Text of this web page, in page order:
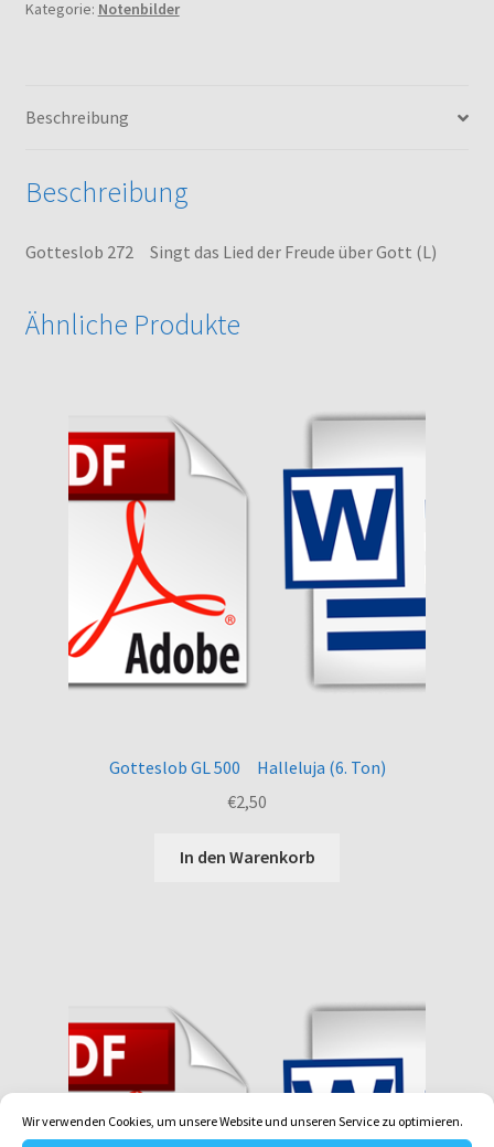
Wir verwenden Cookies, um unsere Website und unseren Service zu optimieren.
der
(L)
Kategorie: Notenbilder
Beschreibung
Beschreibung
Gotteslob 272 Singt das Lied der Freude über Gott (L)
Ähnliche Produkte
Gotteslob GL 500 Halleluja (6. Ton)
€2,50
In den Warenkorb